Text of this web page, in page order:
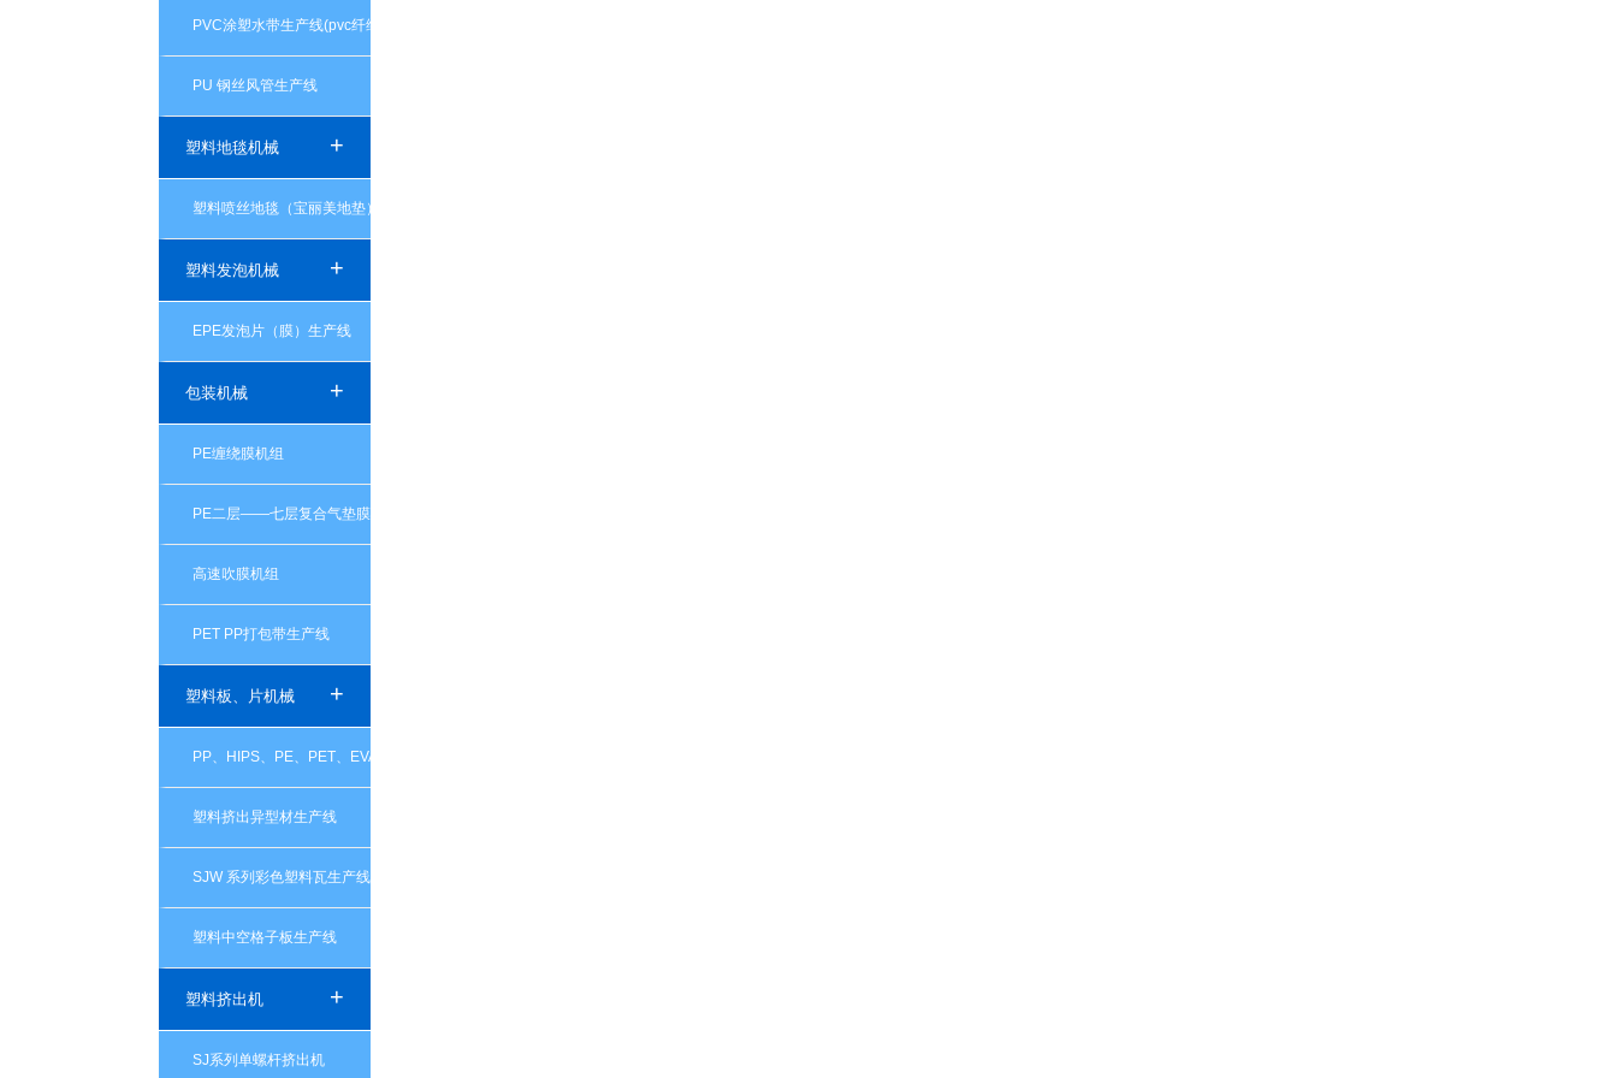
PVC涂塑水带生产线(pvc纤维增强一层（双层）编织水带)
PU 钢丝风管生产线
塑料地毯机械 +
塑料喷丝地毯（宝丽美地垫）生产线
塑料发泡机械 +
EPE发泡片（膜）生产线
包装机械 +
PE缠绕膜机组
PE二层——七层复合气垫膜机组
高速吹膜机组
PET PP打包带生产线
塑料板、片机械 +
PP、HIPS、PE、PET、EVA、EVAOH 单层、多层复合片材生产线
塑料挤出异型材生产线
SJW 系列彩色塑料瓦生产线
塑料中空格子板生产线
塑料挤出机 +
SJ系列单螺杆挤出机